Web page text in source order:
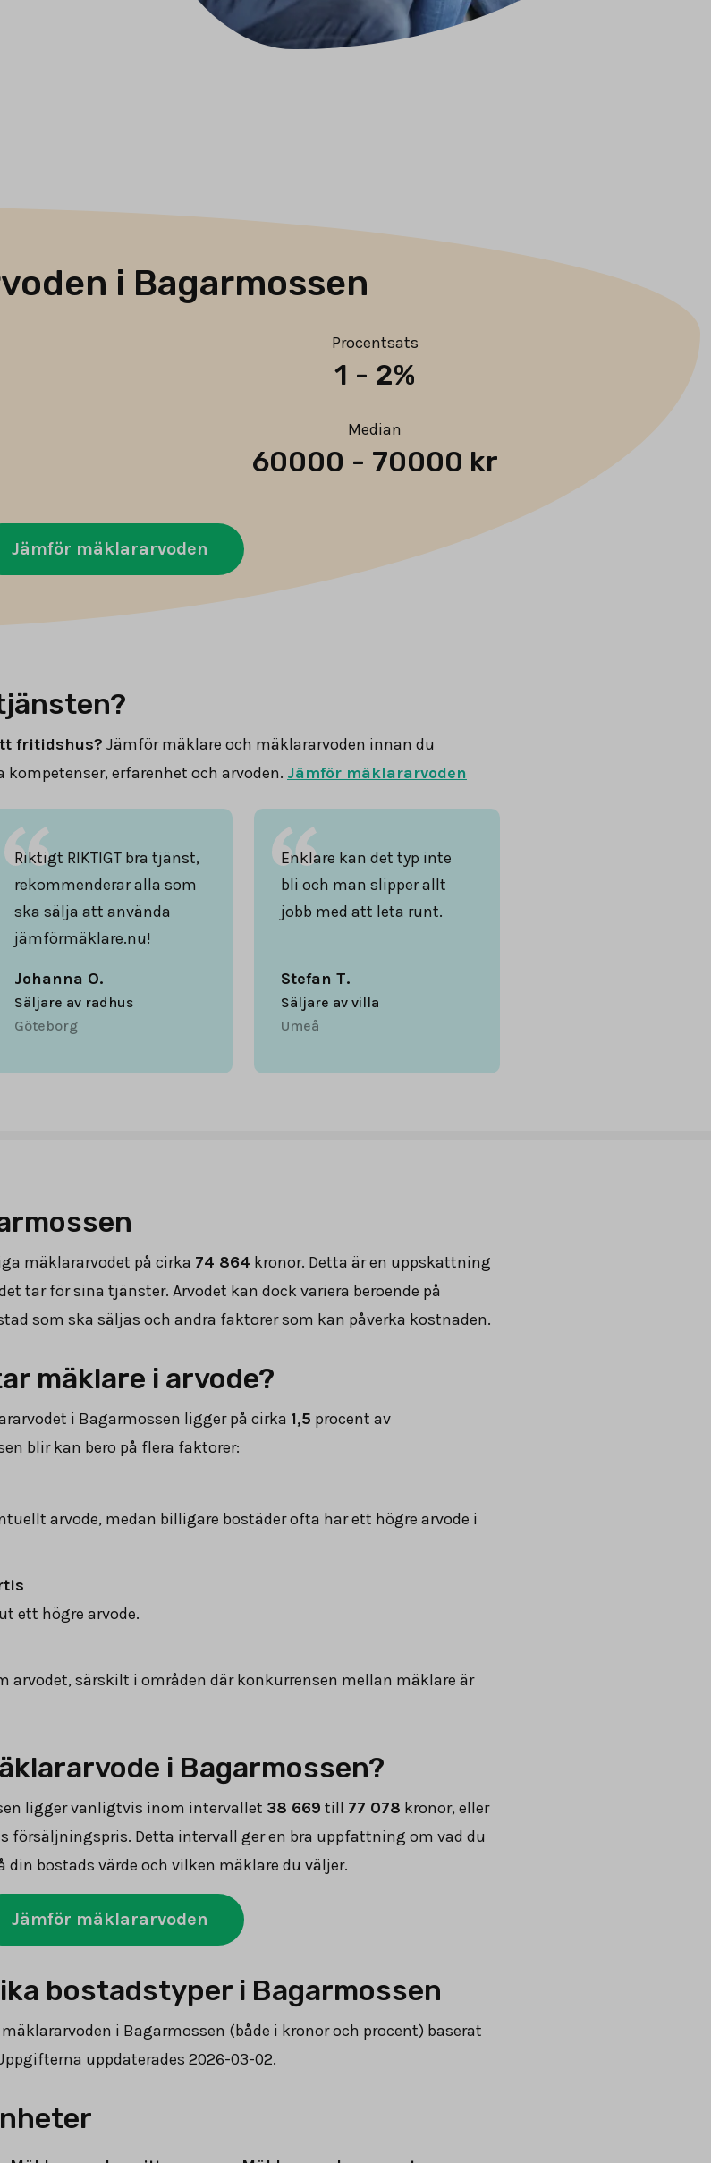
i Bagarmossen
Procentsats
1 - 2%
Median
60000 - 70000 kr
Jämför mäklararvoden
fritidshus? Jämför mäklare och mäklararvoden innan du
erfarenhet och arvoden. Jämför mäklararvoden
Riktigt RIKTIGT bra tjänst,
rekommenderar alla som
ska sälja att använda
jämförmäklare.nu!
Johanna O.
Säljare av radhus
Göteborg
Enklare kan det typ inte
bli och man slipper allt
jobb med att leta runt.
Stefan T.
Säljare av villa
Umeå
mäklararvodet på cirka 74 864 kronor. Detta är en uppskattning
tar för sina tjänster. Arvodet kan dock variera beroende på
som ska säljas och andra faktorer som kan påverka kostnaden.
mäklare i arvode?
i Bagarmossen ligger på cirka 1,5 procent av
blir kan bero på flera faktorer:
arvode, medan billigare bostäder ofta har ett högre arvode i
ett högre arvode.
särskilt i områden där konkurrensen mellan mäklare är
i Bagarmossen?
ligger vanligtvis inom intervallet 38 669 till 77 078 kronor, eller
försäljningspris. Detta intervall ger en bra uppfattning om vad du
bostads värde och vilken mäklare du väljer.
Jämför mäklararvoden
bostadstyper i Bagarmossen
i Bagarmossen (både i kronor och procent) baserat
uppdaterades 2026-03-02.